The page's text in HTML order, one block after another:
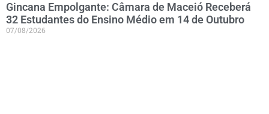
Gincana Empolgante: Câmara de Maceió Receberá
32 Estudantes do Ensino Médio em 14 de Outubro
07/08/2026